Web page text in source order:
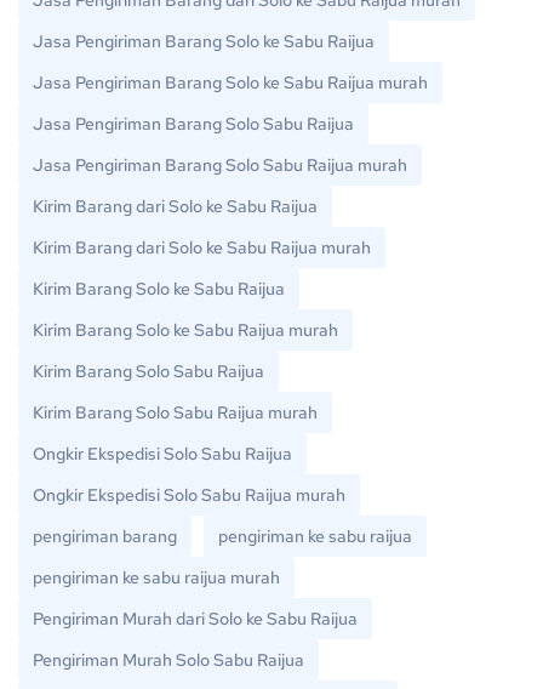
Jasa Pengiriman Barang Solo ke Sabu Raijua
Jasa Pengiriman Barang Solo ke Sabu Raijua murah
Jasa Pengiriman Barang Solo Sabu Raijua
Jasa Pengiriman Barang Solo Sabu Raijua murah
Kirim Barang dari Solo ke Sabu Raijua
Kirim Barang dari Solo ke Sabu Raijua murah
Kirim Barang Solo ke Sabu Raijua
Kirim Barang Solo ke Sabu Raijua murah
Kirim Barang Solo Sabu Raijua
Kirim Barang Solo Sabu Raijua murah
Ongkir Ekspedisi Solo Sabu Raijua
Ongkir Ekspedisi Solo Sabu Raijua murah
pengiriman barang
pengiriman ke sabu raijua
pengiriman ke sabu raijua murah
Pengiriman Murah dari Solo ke Sabu Raijua
Pengiriman Murah Solo Sabu Raijua